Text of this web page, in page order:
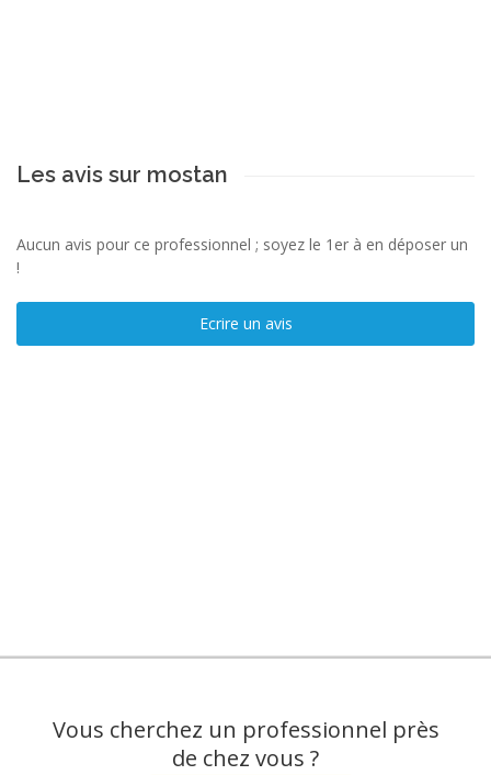
Les avis sur mostan
Aucun avis pour ce professionnel ; soyez le 1er à en déposer un
!
Ecrire un avis
Vous cherchez un professionnel près